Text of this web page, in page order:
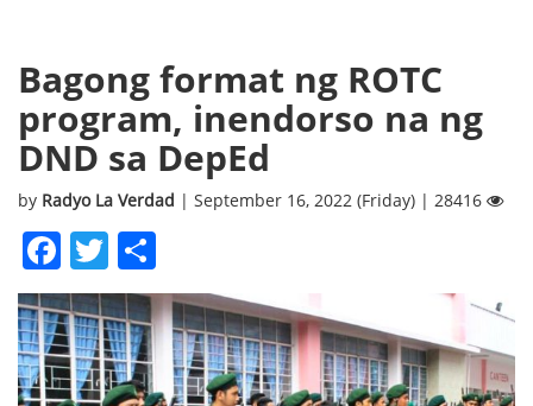
Bagong format ng ROTC
program, inendorso na ng
DND sa DepEd
by Radyo La Verdad | September 16, 2022 (Friday) | 28416
Facebook
Twitter